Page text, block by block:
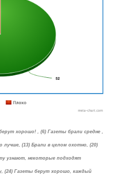
хорошо! , (6) Газеты брали средне ,
лучше, (13) Брали в целом охотно, (20)
узнают, некоторые подходят
(24) Газеты берут хорошо, каждый